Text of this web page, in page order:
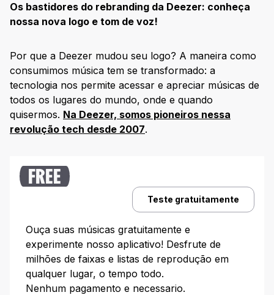
Encontrando nossa nova voz
A Deezer é antenada
A Deezer é excêntrica!
Deezer de look novo: nossa nova identidade
visual
O beat
Os bastidores do rebranding da Deezer: conheça
nossa nova logo e tom de voz!
Por que a Deezer mudou seu logo? A maneira como
consumimos música tem se transformado: a
tecnologia nos permite acessar e apreciar músicas de
todos os lugares do mundo, onde e quando
quisermos. Na Deezer, somos pioneiros nessa
revolução tech desde 2007.
FREE
Teste gratuitamente
Ouça suas músicas gratuitamente e
experimente nosso aplicativo! Desfrute de
milhões de faixas e listas de reprodução em
qualquer lugar, o tempo todo.
Nenhum pagamento e necessario.